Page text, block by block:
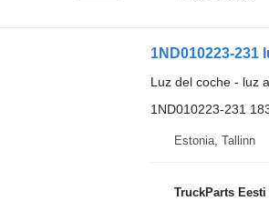
1ND010223-231
Luz del coche - luz
1ND010223-231
Estonia, Tallinn
TruckParts Eesti